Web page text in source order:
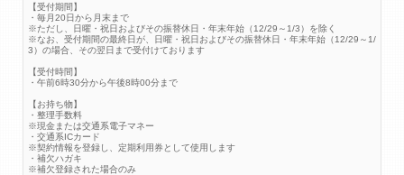
【受付期間】
・毎月20日から月末まで
※ただし、日曜・祝日およびその振替休日・年末年始（12/29～1/3）を除く
※なお、受付期間の最終日が、日曜・祝日およびその振替休日・年末年始（12/29～1/
3）の場合、その翌日まで受付けております
【受付時間】
・午前6時30分から午後8時00分まで
【お持ち物】
・整理手数料
※現金または交通系電子マネー
・交通系ICカード
※契約情報を登録し、定期利用券として使用します
・補欠ハガキ
※補欠登録された場合のみ